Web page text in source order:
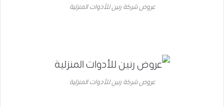
عروض شركة رنين للأدوات المنزلية
عروض شركة رنين للأدوات المنزلية